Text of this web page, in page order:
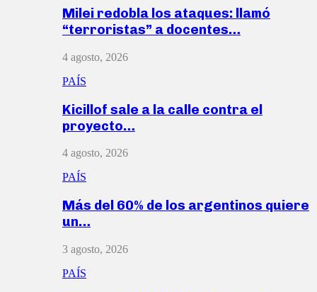
Milei redobla los ataques: llamó
“terroristas” a docentes…
4 agosto, 2026
PAÍS
Kicillof sale a la calle contra el
proyecto…
4 agosto, 2026
PAÍS
Más del 60% de los argentinos quiere
un…
3 agosto, 2026
PAÍS